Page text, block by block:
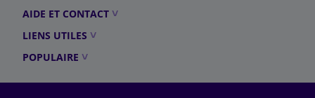
AIDE ET CONTACT
LIENS UTILES
POPULAIRE